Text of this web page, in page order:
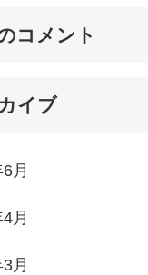
コメント
イブ
月
月
月